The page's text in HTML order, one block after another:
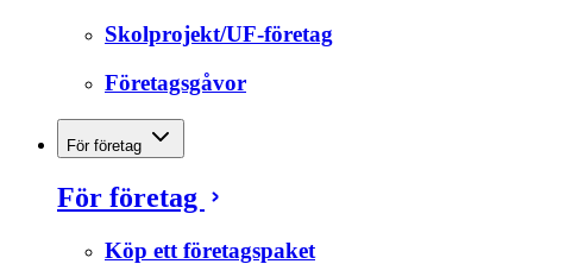
Skolprojekt/UF-företag
Företagsgåvor
För företag
För företag
Köp ett företagspaket